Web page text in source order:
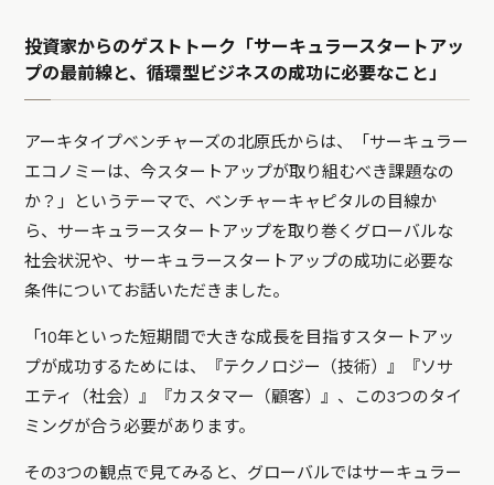
投資家からのゲストトーク「サーキュラースタートアッ
プの最前線と、循環型ビジネスの成功に必要なこと」
アーキタイプベンチャーズの北原氏からは、「サーキュラー
エコノミーは、今スタートアップが取り組むべき課題なの
か？」というテーマで、ベンチャーキャピタルの目線か
ら、サーキュラースタートアップを取り巻くグローバルな
社会状況や、サーキュラースタートアップの成功に必要な
条件についてお話いただきました。
「10年といった短期間で大きな成長を目指すスタートアッ
プが成功するためには、『テクノロジー（技術）』『ソサ
エティ（社会）』『カスタマー（顧客）』、この3つのタイ
ミングが合う必要があります。
その3つの観点で見てみると、グローバルではサーキュラー